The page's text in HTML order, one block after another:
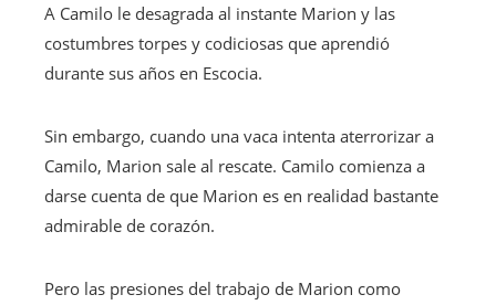
A Camilo le desagrada al instante Marion y las
costumbres torpes y codiciosas que aprendió
durante sus años en Escocia.
Sin embargo, cuando una vaca intenta aterrorizar a
Camilo, Marion sale al rescate. Camilo comienza a
darse cuenta de que Marion es en realidad bastante
admirable de corazón.
Pero las presiones del trabajo de Marion como